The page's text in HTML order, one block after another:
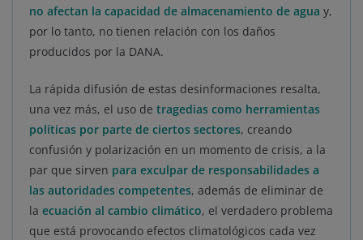
no afectan la capacidad de almacenamiento de agua y,
por lo tanto, no tienen relación con los daños
producidos por la DANA.
La rápida difusión de estas desinformaciones resalta,
una vez más, el uso de tragedias como herramientas
políticas por parte de ciertos sectores, creando
confusión y polarización en un momento de crisis, a la
par que sirven para exculpar de responsabilidades a
las autoridades competentes, además de eliminar de
la ecuación al cambio climático, el verdadero problema
que está provocando efectos climatológicos cada vez